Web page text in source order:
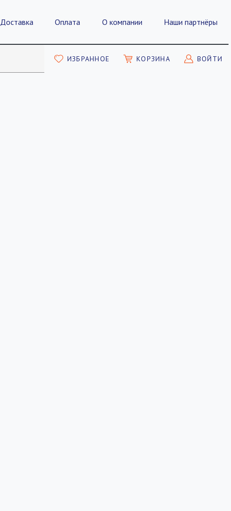
Доставка Оплата О компании Наши партнёры
ИЗБРАННОЕ КОРЗИНА ВОЙТИ